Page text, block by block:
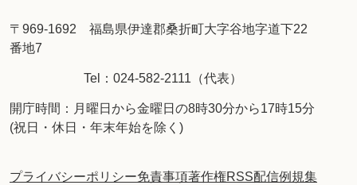
〒969-1692 福島県伊達郡桑折町大字谷地字道下22
番地7
Tel：024-582-2111（代表）
開庁時間：月曜日から金曜日の8時30分から17時15分
(祝日・休日・年末年始を除く)
プライバシーポリシー免責事項著作権RSS配信例規集